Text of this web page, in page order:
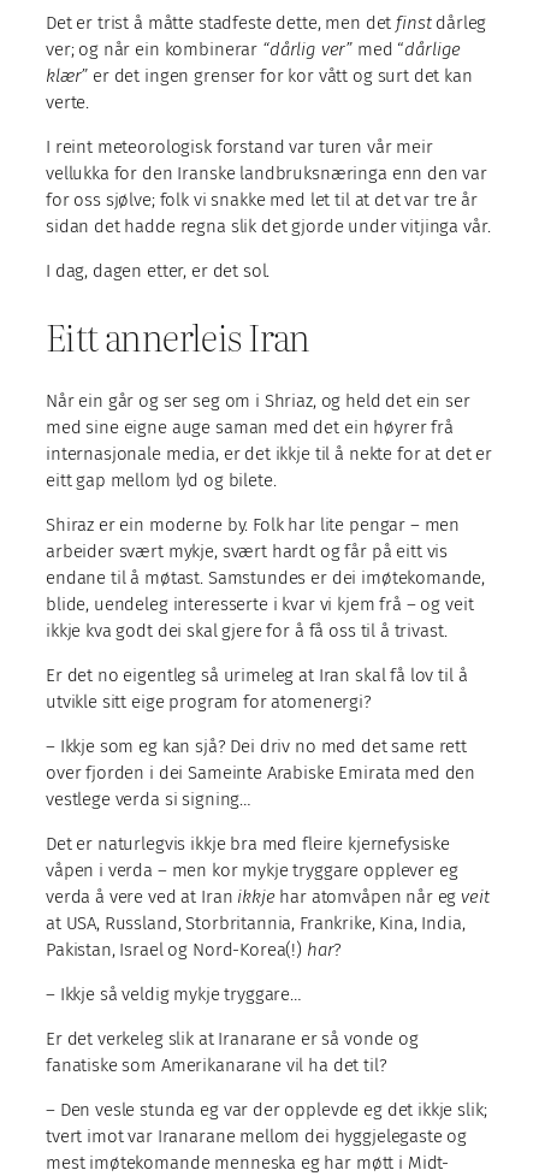
Det er trist å måtte stadfeste dette, men detfinstdårleg
ver; og når ein kombinerar “dårlig ver” med “dårlige
klær” er det ingen grenser for kor vått og surt det kan
verte.
I reint meteorologisk forstand var turen vår meir
vellukka for den Iranske landbruksnæringa enn den var
for oss sjølve; folk vi snakke med let til at det var tre år
sidan det hadde regna slik det gjorde under vitjinga vår.
I dag, dagen etter, er det sol.
Eitt annerleis Iran
Når ein går og ser seg om i Shriaz, og held det ein ser
med sine eigne auge saman med det ein høyrer frå
internasjonale media, er det ikkje til å nekte for at det er
eitt gap mellom lyd og bilete.
Shiraz er ein moderne by. Folk har lite pengar – men
arbeider svært mykje, svært hardt og får på eitt vis
endane til å møtast. Samstundes er dei imøtekomande,
blide, uendeleg interesserte i kvar vi kjem frå – og veit
ikkje kva godt dei skal gjere for å få oss til å trivast.
Er det no eigentleg så urimeleg at Iran skal få lov til å
utvikle sitt eige program for atomenergi?
– Ikkje som eg kan sjå? Dei driv no med det same rett
over fjorden i dei Sameinte Arabiske Emirata med den
vestlege verda si signing…
Det er naturlegvis ikkje bra med fleire kjernefysiske
våpen i verda – men kor mykje tryggare opplever eg
verda å vere ved at Iran ikkjehar atomvåpen når egveit
at USA, Russland, Storbritannia, Frankrike, Kina, India,
Pakistan, Israel og Nord-Korea(!) har?
– Ikkje så veldig mykje tryggare…
Er det verkeleg slik at Iranarane er så vonde og
fanatiske som Amerikanarane vil ha det til?
– Den vesle stunda eg var der opplevde eg det ikkje slik;
tvert imot var Iranarane mellom dei hyggjelegaste og
mest imøtekomande menneska eg har møtt i Midt-